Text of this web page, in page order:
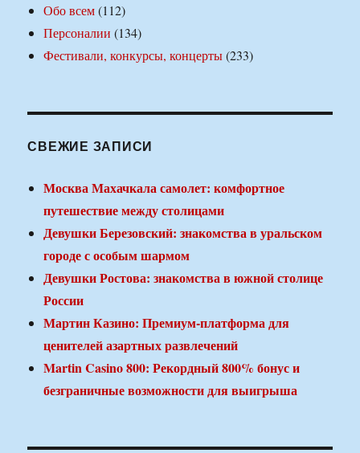
Обо всем(112)
Персоналии (134)
Фестивали, конкурсы, концерты(233)
СВЕЖИЕ ЗАПИСИ
Москва Махачкала самолет: комфортное
путешествие между столицами
Девушки Березовский: знакомства в уральском
городе с особым шармом
Девушки Ростова: знакомства в южной столице
России
Мартин Казино: Премиум-платформа для
ценителей азартных развлечений
Martin Casino 800: Рекордный 800% бонус и
безграничные возможности для выигрыша